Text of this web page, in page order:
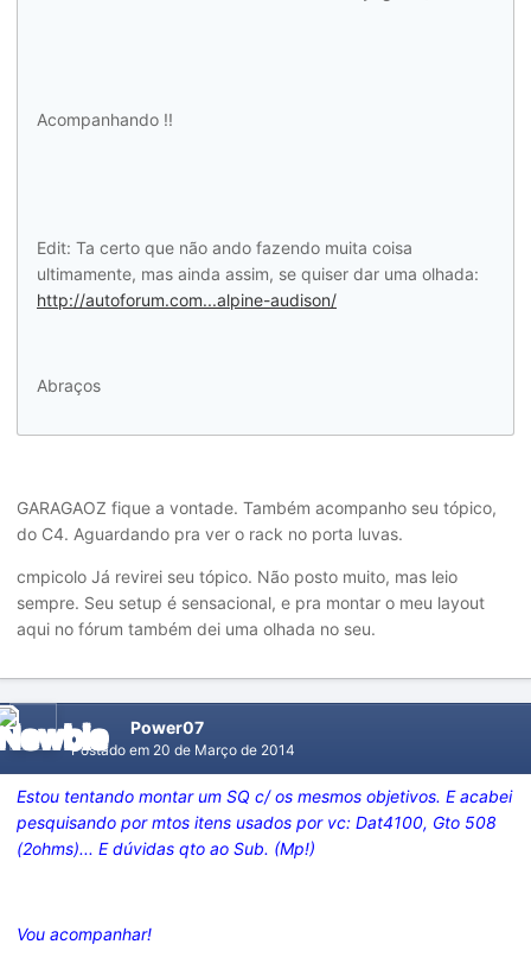
Acompanhando !!
Edit: Ta certo que não ando fazendo muita coisa
ultimamente, mas ainda assim, se quiser dar uma olhada:
http://autoforum.com...alpine-audison/
Abraços
GARAGAOZ fique a vontade. Também acompanho seu tópico,
do C4. Aguardando pra ver o rack no porta luvas.
cmpicolo Já revirei seu tópico. Não posto muito, mas leio
sempre. Seu setup é sensacional, e pra montar o meu layout
aqui no fórum também dei uma olhada no seu.
Power07
Postado em 20 de Março de 2014
Estou tentando montar um SQ c/ os mesmos objetivos. E acabei
pesquisando por mtos itens usados por vc: Dat4100, Gto 508
(2ohms)... E dúvidas qto ao Sub. (Mp!)
Vou acompanhar!